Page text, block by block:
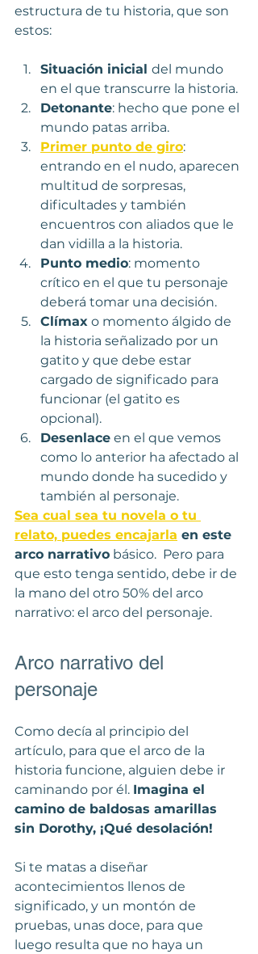
estructura de tu historia, que son
estos:
Situación inicial del mundo
en el que transcurre la historia.
Detonante: hecho que pone el
mundo patas arriba.
Primer punto de giro:
entrando en el nudo, aparecen
multitud de sorpresas,
dificultades y también
encuentros con aliados que le
dan vidilla a la historia.
Punto medio: momento
crítico en el que tu personaje
deberá tomar una decisión.
Clímax o momento álgido de
la historia señalizado por un
gatito y que debe estar
cargado de significado para
funcionar (el gatito es
opcional).
Desenlace en el que vemos
como lo anterior ha afectado al
mundo donde ha sucedido y
también al personaje.
Sea cual sea tu novela o tu
relato, puedes encajarla en este
arco narrativo básico.  Pero para
que esto tenga sentido, debe ir de
la mano del otro 50% del arco
narrativo: el arco del personaje.
Arco narrativo del
personaje
Como decía al principio del
artículo, para que el arco de la
historia funcione, alguien debe ir
caminando por él. Imagina el
camino de baldosas amarillas
sin Dorothy, ¡Qué desolación!
Si te matas a diseñar
acontecimientos llenos de
significado, y un montón de
pruebas, unas doce, para que
luego resulta que no haya un